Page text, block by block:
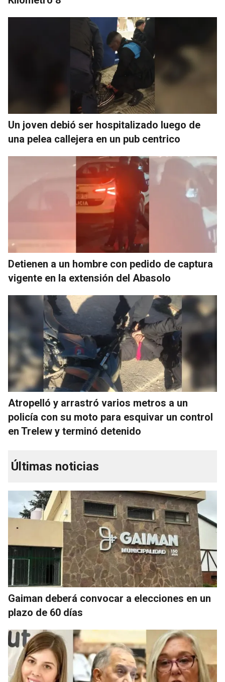
Un joven debió ser hospitalizado luego de
una pelea callejera en un pub centrico
Detienen a un hombre con pedido de captura
vigente en la extensión del Abasolo
Atropelló y arrastró varios metros a un
policía con su moto para esquivar un control
en Trelew y terminó detenido
Últimas noticias
Gaiman deberá convocar a elecciones en un
plazo de 60 días